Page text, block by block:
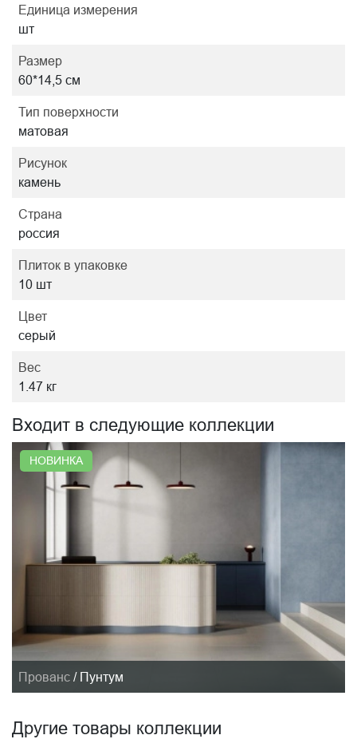
Единица измерения
шт
Размер
60*14,5 см
Тип поверхности
матовая
Рисунок
камень
Страна
россия
Плиток в упаковке
10 шт
Цвет
серый
Вес
1.47 кг
Входит в следующие коллекции
НОВИНКА
Прованс / Пунтум
Другие товары коллекции